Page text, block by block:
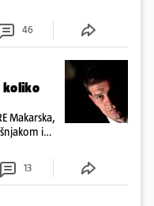
46
koliko
Makarska,
i
nema
13